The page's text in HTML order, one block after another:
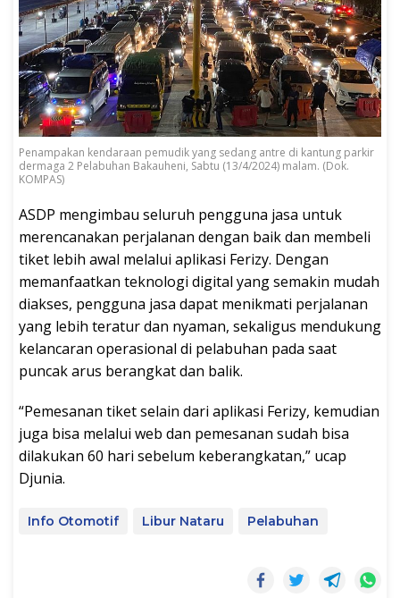
Penampakan kendaraan pemudik yang sedang antre di kantung parkir
dermaga 2 Pelabuhan Bakauheni, Sabtu (13/4/2024) malam. (Dok.
KOMPAS)
ASDP mengimbau seluruh pengguna jasa untuk
merencanakan perjalanan dengan baik dan membeli
tiket lebih awal melalui aplikasi Ferizy. Dengan
memanfaatkan teknologi digital yang semakin mudah
diakses, pengguna jasa dapat menikmati perjalanan
yang lebih teratur dan nyaman, sekaligus mendukung
kelancaran operasional di pelabuhan pada saat
puncak arus berangkat dan balik.
“Pemesanan tiket selain dari aplikasi Ferizy, kemudian
juga bisa melalui web dan pemesanan sudah bisa
dilakukan 60 hari sebelum keberangkatan,” ucap
Djunia.
Info Otomotif Libur Nataru Pelabuhan